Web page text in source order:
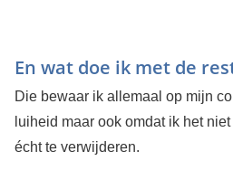
En wat doe ik met de
Die bewaar ik allemaal op mijn
luiheid maar ook omdat ik het
écht te verwijderen.